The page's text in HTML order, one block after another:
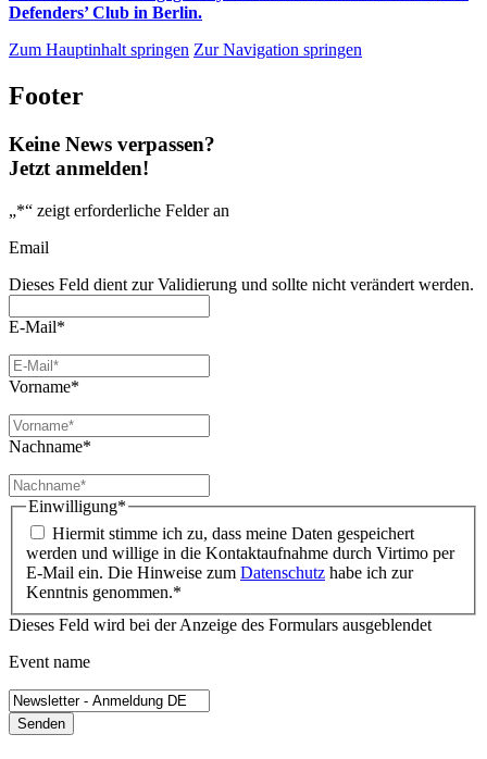
Defenders’ Club in Berlin.
Zum Hauptinhalt springen Zur Navigation springen
Footer
Keine News verpassen?
Jetzt anmelden!
„*“ zeigt erforderliche Felder an
Email
Dieses Feld dient zur Validierung und sollte nicht verändert werden.
E-Mail*
Vorname*
Nachname*
Einwilligung*
Hiermit stimme ich zu, dass meine Daten gespeichert
werden und willige in die Kontaktaufnahme durch Virtimo per
E-Mail ein. Die Hinweise zum Datenschutz habe ich zur
Kenntnis genommen.*
Dieses Feld wird bei der Anzeige des Formulars ausgeblendet
Event name
Senden